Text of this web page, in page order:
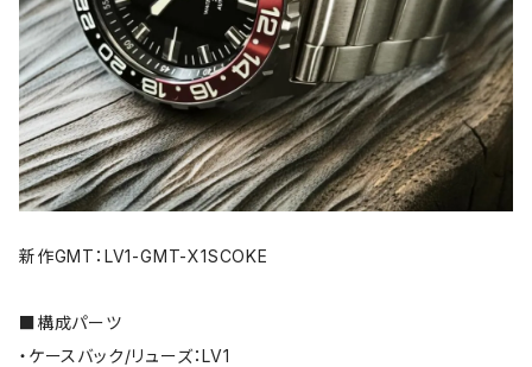
新作GMT：LV1-GMT-X1SCOKE
■構成パーツ
・ケースバック/リューズ：LV1